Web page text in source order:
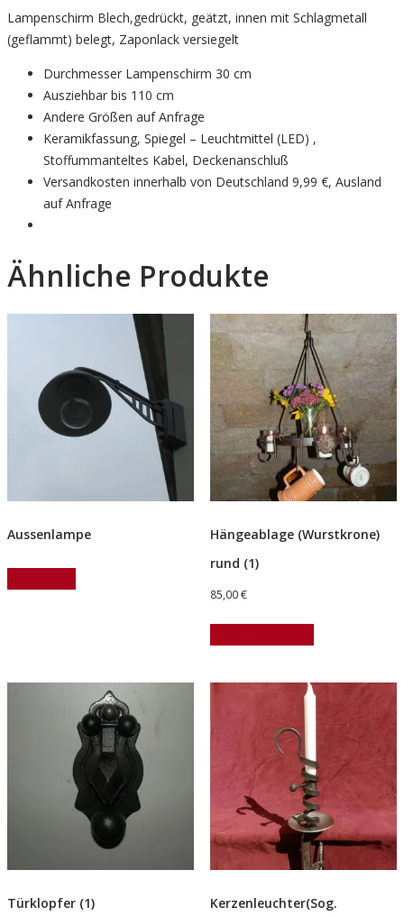
Lampenschirm Blech,gedrückt, geätzt, innen mit Schlagmetall
(geflammt) belegt, Zaponlack versiegelt
Durchmesser Lampenschirm 30 cm
Ausziehbar bis 110 cm
Andere Größen auf Anfrage
Keramikfassung, Spiegel – Leuchtmittel (LED) ,
Stoffummanteltes Kabel, Deckenanschluß
Versandkosten innerhalb von Deutschland 9,99 €, Ausland
auf Anfrage
Ähnliche Produkte
Aussenlampe
Hängeablage (Wurstkrone)
rund (1)
85,00€
Türklopfer (1)
Kerzenleuchter(Sog.